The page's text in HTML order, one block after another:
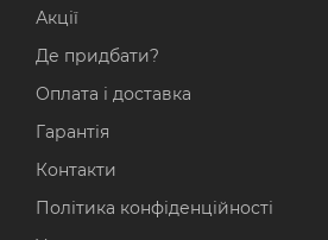
Акції
Де придбати?
Оплата і доставка
Гарантія
Контакти
Політика конфіденційності